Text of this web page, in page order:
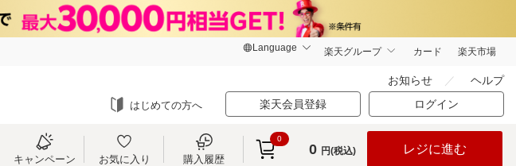
楽天グループ カード 楽天市場
お知らせ ヘルプ
はじめての方へ 楽天会員登録 ログイン
キャンペーン お気に入り 購入履歴
0
0 円(税込) レジに進む